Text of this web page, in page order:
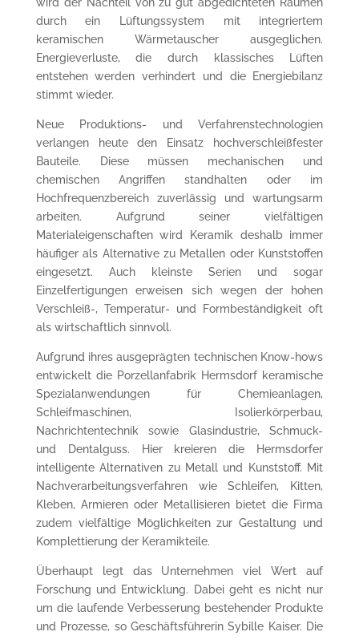
durch ein Lüftungssystem mit integriertem
keramischen Wärmetauscher ausgeglichen.
Energieverluste, die durch klassisches Lüften
entstehen werden verhindert und die Energiebilanz
stimmt wieder.
Neue Produktions- und Verfahrenstechnologien
verlangen heute den Einsatz hochverschleißfester
Bauteile. Diese müssen mechanischen und
chemischen Angriffen standhalten oder im
Hochfrequenzbereich zuverlässig und wartungsarm
arbeiten. Aufgrund seiner vielfältigen
Materialeigenschaften wird Keramik deshalb immer
häufiger als Alternative zu Metallen oder Kunststoffen
eingesetzt. Auch kleinste Serien und sogar
Einzelfertigungen erweisen sich wegen der hohen
Verschleiß-, Temperatur- und Formbeständigkeit oft
als wirtschaftlich sinnvoll.
Aufgrund ihres ausgeprägten technischen Know-hows
entwickelt die Porzellanfabrik Hermsdorf keramische
Spezialanwendungen für Chemieanlagen,
Schleifmaschinen, Isolierkörperbau,
Nachrichtentechnik sowie Glasindustrie, Schmuck-
und Dentalguss. Hier kreieren die Hermsdorfer
intelligente Alternativen zu Metall und Kunststoff. Mit
Nachverarbeitungsverfahren wie Schleifen, Kitten,
Kleben, Armieren oder Metallisieren bietet die Firma
zudem vielfältige Möglichkeiten zur Gestaltung und
Komplettierung der Keramikteile.
Überhaupt legt das Unternehmen viel Wert auf
Forschung und Entwicklung. Dabei geht es nicht nur
um die laufende Verbesserung bestehender Produkte
und Prozesse, so Geschäftsführerin Sybille Kaiser. Die